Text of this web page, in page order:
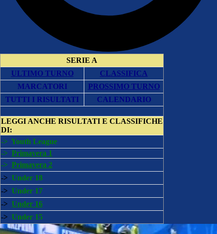
SERIE A
ULTIMO TURNO
CLASSIFICA
MARCATORI
PROSSIMO TURNO
TUTTI I RISULTATI
CALENDARIO
LEGGI ANCHE RISULTATI E CLASSIFICHE
DI:
-> Youth League
-> Primavera 1
-> Primavera 2
-> Under 18
-> Under 17
-> Under 16
-> Under 15